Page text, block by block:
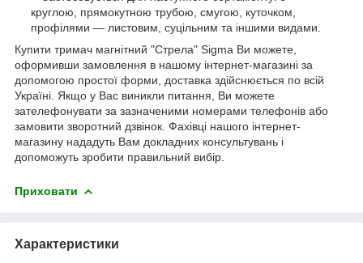
круглою, прямокутною трубою, смугою, куточком,
профілями — листовим, суцільним та іншими видами.
Купити тримач магнітний "Стрела" Sigma Ви можете,
оформивши замовлення в нашому інтернет-магазині за
допомогою простої форми, доставка здійснюється по всій
Україні. Якщо у Вас виникли питання, Ви можете
зателефонувати за зазначеними номерами телефонів або
замовити зворотний дзвінок. Фахівці нашого інтернет-
магазину нададуть Вам докладних консультувань і
допоможуть зробити правильний вибір.
Приховати
Характеристики